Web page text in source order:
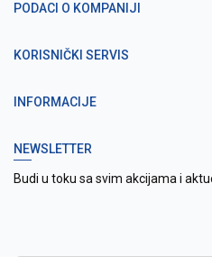
PODACI O KOMPANIJI
KORISNIČKI SERVIS
INFORMACIJE
NEWSLETTER
Budi u toku sa svim akcijama i